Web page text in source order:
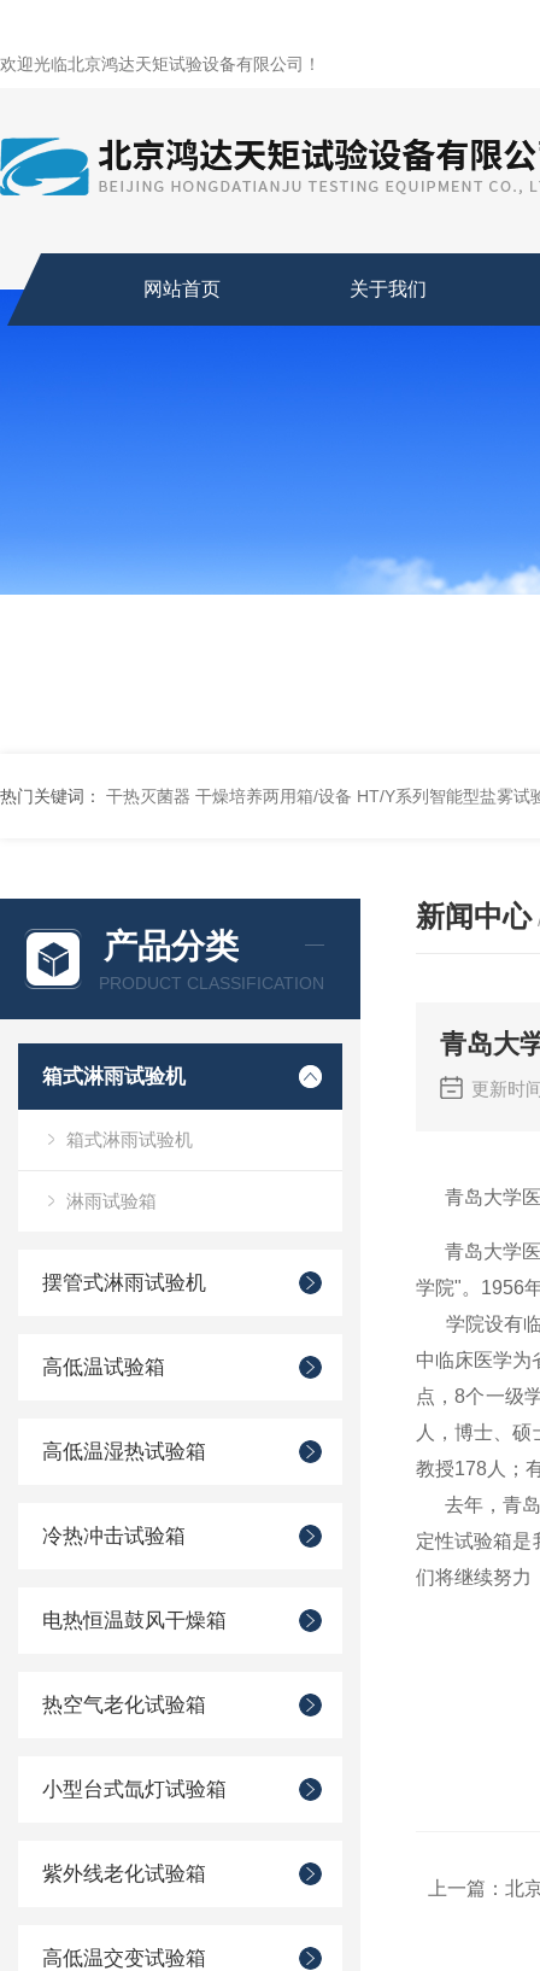
欢迎光临北京鸿达天矩试验设备有限公司！
网站首页 关于我们
热门关键词： 干热灭菌器 干燥培养两用箱/设备 HT/Y系列智能型盐雾试
产品分类
PRODUCT CLASSIFICATION
箱式淋雨试验机
箱式淋雨试验机
淋雨试验箱
摆管式淋雨试验机
高低温试验箱
高低温湿热试验箱
冷热冲击试验箱
电热恒温鼓风干燥箱
热空气老化试验箱
小型台式氙灯试验箱
紫外线老化试验箱
高低温交变试验箱
新闻中心
青岛大
更新时
青岛大学医
青岛大学医
学院"。1956
学院设有临
中临床医学为
点，8个一级
人，博士、
教授178人；
去年，青岛
定性试验箱是
们将继续努力
上一篇： 北